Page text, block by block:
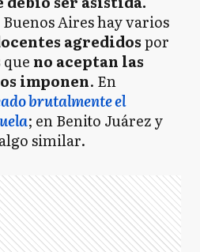
Buenos Aires hay varios
agredidospor
que no aceptan las
imponen. En
brutalmente el
; en Benito Juárez y
similar.